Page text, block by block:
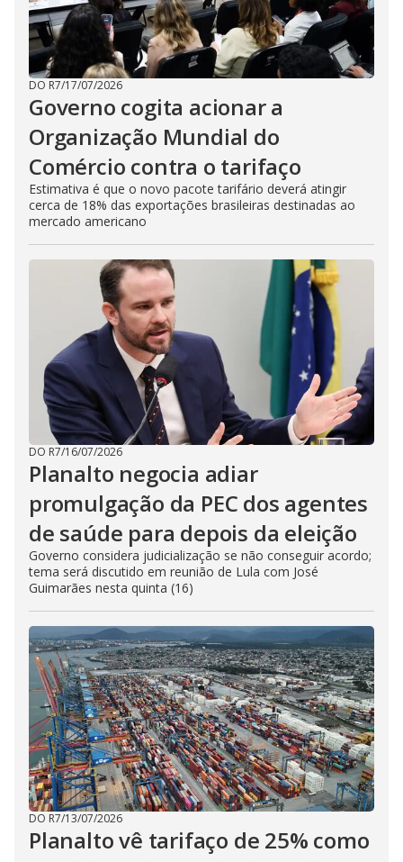
DO R7/17/07/2026
Governo cogita acionar a
Organização Mundial do
Comércio contra o tarifaço
Estimativa é que o novo pacote tarifário deverá atingir
cerca de 18% das exportações brasileiras destinadas ao
mercado americano
DO R7/16/07/2026
Planalto negocia adiar
promulgação da PEC dos agentes
de saúde para depois da eleição
Governo considera judicialização se não conseguir acordo;
tema será discutido em reunião de Lula com José
Guimarães nesta quinta (16)
DO R7/13/07/2026
Planalto vê tarifaço de 25% como